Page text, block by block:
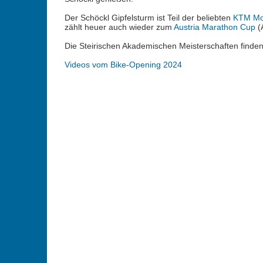
Der Schöckl Gipfelsturm ist Teil der beliebten KTM
zählt heuer auch wieder zum Austria Marathon Cup
Die Steirischen Akademischen Meisterschaften
Videos vom Bike-Opening 2024